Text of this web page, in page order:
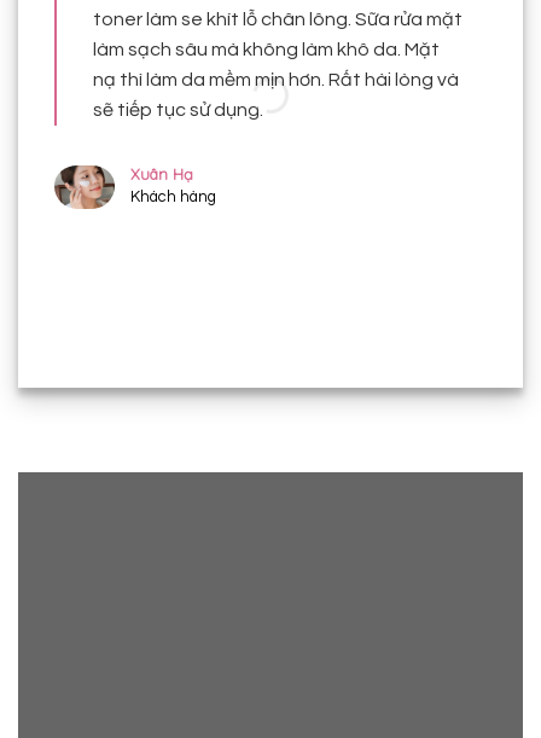
toner làm se khít lỗ chân lông. Sữa rửa mặt
làm sạch sâu mà không làm khô da. Mặt
nạ thì làm da mềm mịn hơn. Rất hài lòng và
sẽ tiếp tục sử dụng.
Xuân Hạ
Khách hàng